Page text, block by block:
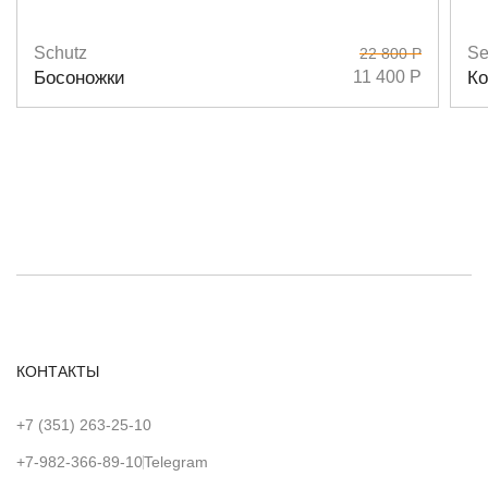
Размеры
Schutz
Босоножки
22 800 Р
11 400 Р
КОНТАКТЫ
+7 (351) 263-25-10
+7-982-366-89-10Telegram